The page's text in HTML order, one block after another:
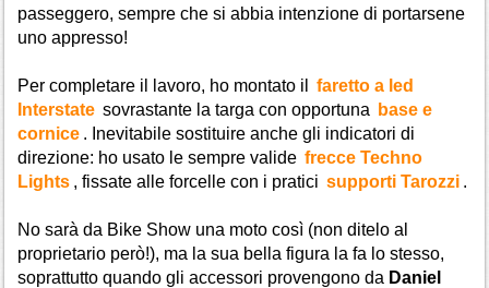
passeggero, sempre che si abbia intenzione di portarsene
uno appresso!
Per completare il lavoro, ho montato il
faretto a led
Interstate sovrastante la targa con opportuna
base e
cornice . Inevitabile sostituire anche gli indicatori di
direzione: ho usato le sempre valide frecce Techno
Lights , fissate alle forcelle con i pratici supporti Tarozzi .
No sarà da Bike Show una moto così (non ditelo al
proprietario però!), ma la sua bella figura la fa lo stesso,
soprattutto quando gli accessori provengono da Daniel